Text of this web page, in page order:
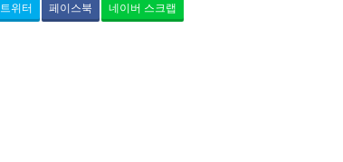
트위터 페이스북 네이버 스크랩